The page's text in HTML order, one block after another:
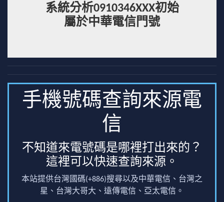
系統分析0910346XXX初始
屬於中華電信門號
手機號碼查詢來源電
信
不知道來電號碼是哪裡打出來的？
這裡可以快速查詢來源。
本站提供台灣國碼(+886)搜尋以及中華電信、台灣之
星、台灣大哥大、遠傳電信、亞太電信。